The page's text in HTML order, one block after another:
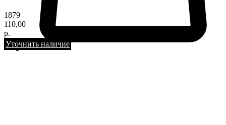
1879
110,00
р.
Уточнить наличие